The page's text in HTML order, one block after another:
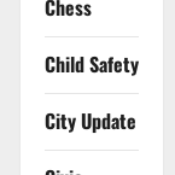
Chess
Child Safety
City Update